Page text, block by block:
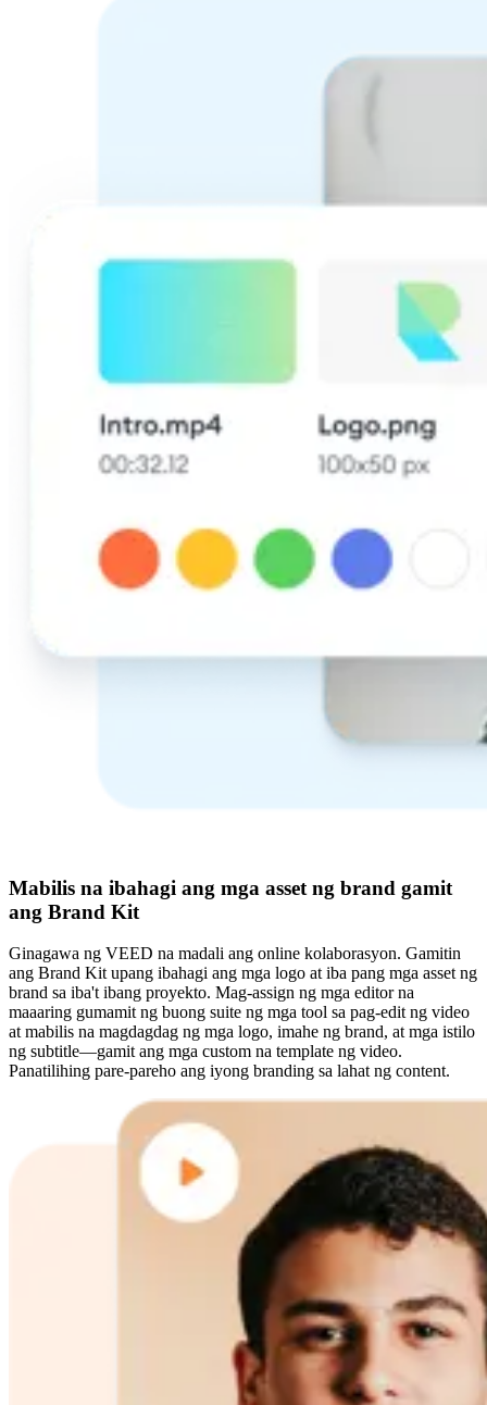
Mabilis na ibahagi ang mga asset ng brand gamit
ang Brand Kit
Ginagawa ng VEED na madali ang online kolaborasyon. Gamitin
ang Brand Kit upang ibahagi ang mga logo at iba pang mga asset ng
brand sa iba't ibang proyekto. Mag-assign ng mga editor na
maaaring gumamit ng buong suite ng mga tool sa pag-edit ng video
at mabilis na magdagdag ng mga logo, imahe ng brand, at mga istilo
ng subtitle—gamit ang mga custom na template ng video.
Panatilihing pare-pareho ang iyong branding sa lahat ng content.